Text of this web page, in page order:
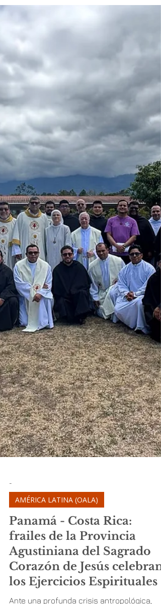
quedamos exentos de asustarnos y
paralizarnos en ese momento, sin embargo,
siempre hay que nos invita a la calma en la
misma comunidad religiosa, la familia y la
sociedad civ
AMÉRICA LATINA (OALA)
Panamá - Costa Rica:
frailes de la Provincia
Agustiniana del Sagrado